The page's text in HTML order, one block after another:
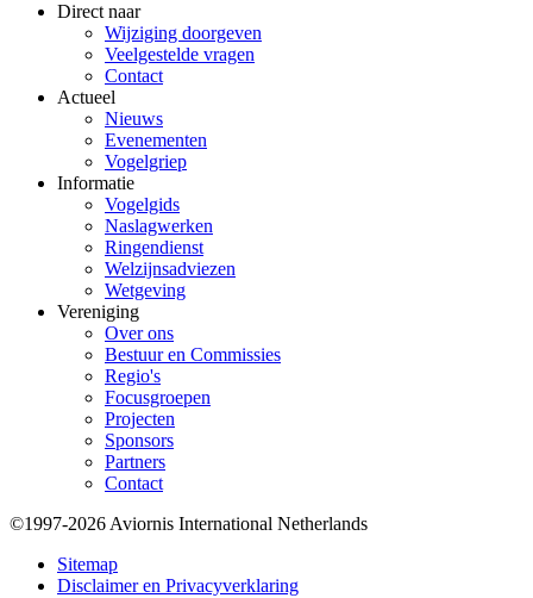
Direct naar
Wijziging doorgeven
Veelgestelde vragen
Contact
Actueel
Nieuws
Evenementen
Vogelgriep
Informatie
Vogelgids
Naslagwerken
Ringendienst
Welzijnsadviezen
Wetgeving
Vereniging
Over ons
Bestuur en Commissies
Regio's
Focusgroepen
Projecten
Sponsors
Partners
Contact
Bottom
©1997-2026 Aviornis International Netherlands
Sitemap
Disclaimer en Privacyverklaring